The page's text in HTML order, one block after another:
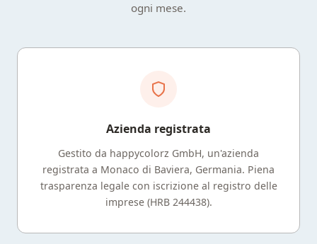
ogni mese.
Azienda registrata
Gestito da happycolorz GmbH, un'azienda
registrata a Monaco di Baviera, Germania. Piena
trasparenza legale con iscrizione al registro delle
imprese (HRB 244438).